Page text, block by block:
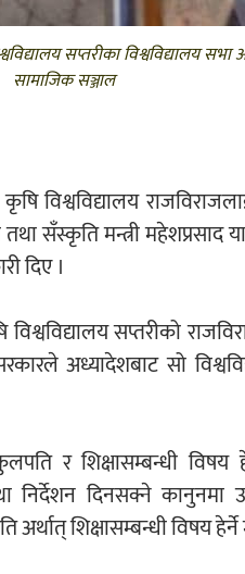
सप्तरीका विश्वविद्यालय
सामाजिक सञ्जाल
विश्वविद्यालय
तथा सँस्कृति मन्त्री
दिए ।
सप्तरीको
अध्यादेशबाट सो
कुलपति र शिक्षासम्बन्धी
निर्देशन दिनसक्ने
शिक्षासम्बन्धी विषय हेर्ने